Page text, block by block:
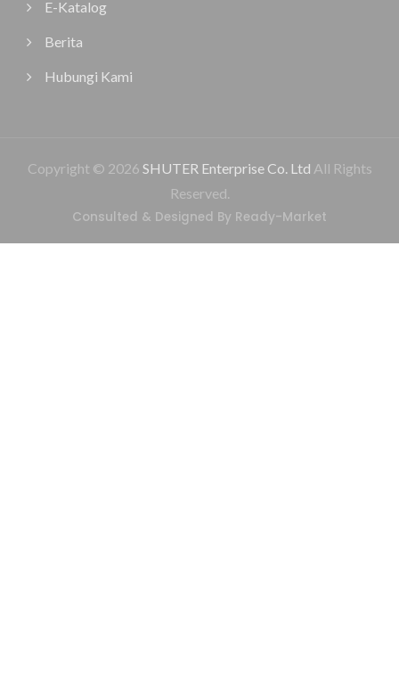
E-Katalog
Berita
Hubungi Kami
Copyright © 2026 SHUTER Enterprise Co. Ltd All Rights
Reserved.
Consulted & Designed By Ready-Market